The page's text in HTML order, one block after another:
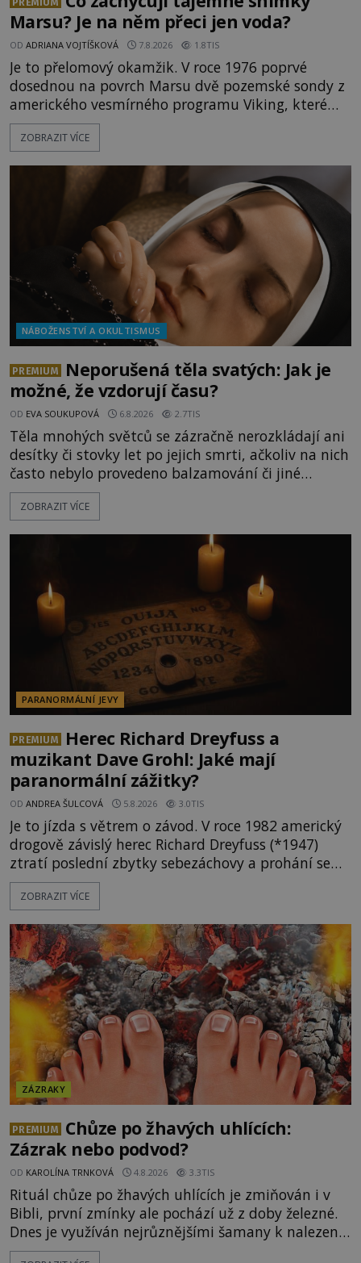
Marsu? Je na něm přeci jen voda?
OD ADRIANA VOJTÍŠKOVÁ 7.8.2026 1.8TIS
Je to přelomový okamžik. V roce 1976 poprvé
dosednou na povrch Marsu dvě pozemské sondy z
amerického vesmírného programu Viking, které
jsou schopny pořídit fotografie záhadami
opředené rudé planety. Viking 1 zde zaznamená
zvané Cydonie totiž zachytí podivný útvar
připomínající lidskou tvář. NASA (Národní úřad
ZOBRAZIT VÍCE
NÁBOŽENSTVÍ A OKULTISMUS
PREMIUM
Neporušená těla svatých: Jak je
možné, že vzdorují času?
OD EVA SOUKUPOVÁ 6.8.2026 2.7TIS
Těla mnohých světců se zázračně nerozkládají ani
desítky či stovky let po jejich smrti, ačkoliv na nich
často nebylo provedeno balzamování či jiné
pokusy o konzervaci. Neporušené ostatky bývají
považovány za důkaz svatosti zemřelých. Jaké
ZOBRAZIT VÍCE
PARANORMÁLNÍ JEVY
PREMIUM
Herec Richard Dreyfuss a
muzikant Dave Grohl: Jaké mají
paranormální zážitky?
OD ANDREA ŠULCOVÁ 5.8.2026 3.0TIS
Je to jízda s větrem o závod. V roce 1982 americký
drogově závislý herec Richard Dreyfuss (*1947)
ztratí poslední zbytky sebezáchovy a prohání se
po silnicích ve svém mercedesu jako utržený ze
řetězu. Vše vyvrcholí katastrofou, když to Dreyfuss
následně nalezne schovaný kokain. Tímto
momentem se slavnému
ZOBRAZIT VÍCE
ZÁZRAKY
PREMIUM
Chůze po žhavých uhlících:
Zázrak nebo podvod?
OD KAROLÍNA TRNKOVÁ 4.8.2026 3.3TIS
Rituál chůze po žhavých uhlících je zmiňován i v
Bibli, první zmínky ale pochází už z doby železné.
Dnes je využíván nejrůznějšími šamany k nalezení
spirituální síly či vnitřního klidu. Jak funguje a proč